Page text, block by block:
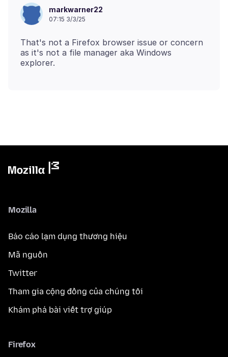
markwarner22
07:15 3/3/25
That's not a Firefox browser issue or concern
as it's not a file manager aka Windows
Mozilla
Báo cáo lạm dụng thương hiệu
Mã nguồn
Twitter
Tham gia cộng đồng của chúng tôi
Khám phá bài viết trợ giúp
Firefox